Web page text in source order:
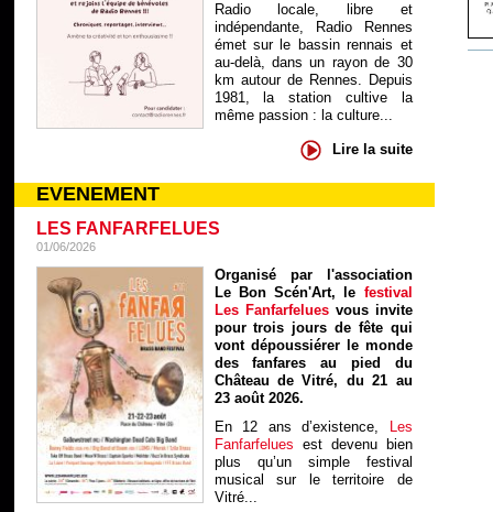
Radio locale, libre et
indépendante, Radio Rennes
émet sur le bassin rennais et
au-delà, dans un rayon de 30
km autour de Rennes. Depuis
1981, la station cultive la
même passion : la culture...
Lire la suite
EVENEMENT
LES FANFARFELUES
01/06/2026
Organisé par l'association
Le Bon Scén'Art, le festival
Les Fanfarfelues vous invite
pour trois jours de fête qui
vont dépoussiérer le monde
des fanfares au pied du
Château de Vitré, du 21 au
23 août 2026.
En 12 ans d’existence, Les
Fanfarfelues est devenu bien
plus qu’un simple festival
musical sur le territoire de
Vitré...